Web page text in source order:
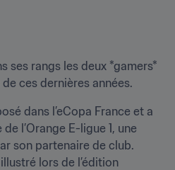
ses rangs les deux *gamers*
ces dernières années.
dans l’eCopa France et a
l’Orange E-ligue 1, une
son partenaire de club.
lors de l’édition